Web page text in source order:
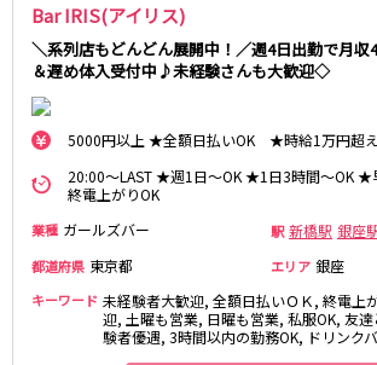
Bar IRIS(アイリス)
＼系列店もどんどん展開中！／週4日出勤で月
＆遅め体入受付中♪未経験さんも大歓迎◇
5000円以上 ★全額日払いOK ★時給1万円超
20:00～LAST ★週1日～OK ★1日3時間～OK
終電上がりOK
業種 ガールズバー 駅 新橋駅 銀座
都道府県 東京都 エリア 銀座
キーワード 未経験者大歓迎, 全額日払いＯＫ, 終電上
迎, 土曜も営業, 日曜も営業, 私服OK, 友
験者優遇, 3時間以内の勤務OK, ドリンク
北千住駅
草加駅
獨協大学前駅
館林駅
春日部駅
竹ノ塚駅
浅草駅
久喜駅
新伊勢崎駅
西新井駅
伊勢崎駅
羽生駅
せんげん台駅
大袋駅
南羽生駅
蒲生駅
茂林寺前駅
牛田駅